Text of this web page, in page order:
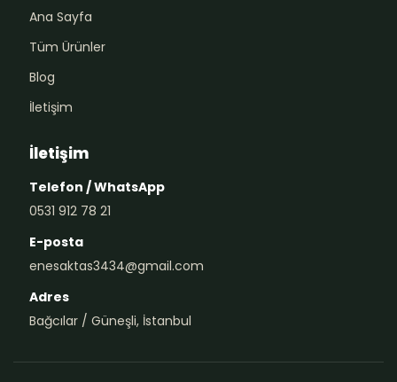
Ana Sayfa
Tüm Ürünler
Blog
İletişim
İletişim
Telefon / WhatsApp
0531 912 78 21
E-posta
enesaktas3434@gmail.com
Adres
Bağcılar / Güneşli, İstanbul